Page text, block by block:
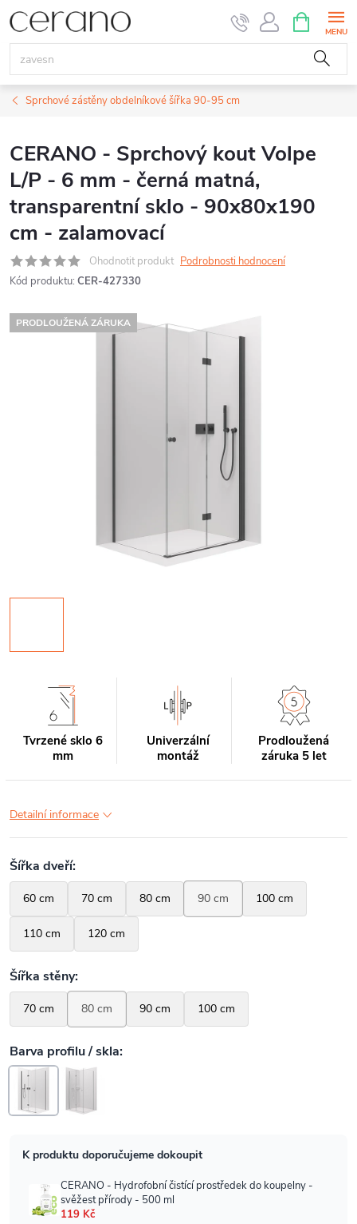
Přejít
na
obsah
NÁKUPNÍ
KOŠÍK
Sprchové zástěny obdelníkové šířka 90-95 cm
CERANO - Sprchový kout Volpe
L/P - 6 mm - černá matná,
transparentní sklo - 90x80x190
cm - zalamovací
Ohodnotit produkt Podrobnosti hodnocení
Kód produktu: CER-427330
PRODLOUŽENÁ ZÁRUKA
Tvrzené sklo 6
mm
Univerzální
montáž
Prodloužená
záruka 5 let
Detailní informace